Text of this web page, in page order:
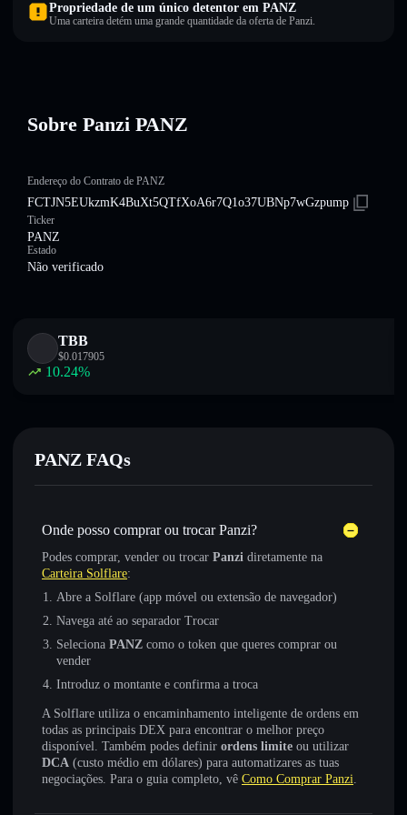
Propriedade de um único detentor em PANZ
Uma carteira detém uma grande quantidade da oferta de Panzi.
Sobre Panzi PANZ
Endereço do Contrato de PANZ
FCTJN5EUkzmK4BuXt5QTfXoA6r7Q1o37UBNp7wGzpump
Ticker
PANZ
Estado
Não verificado
TBB
$0.017905
10.24%
PANZ FAQs
Onde posso comprar ou trocar Panzi?
Podes comprar, vender ou trocar Panzi diretamente na
Carteira Solflare:
Abre a Solflare (app móvel ou extensão de navegador)
Navega até ao separador Trocar
Seleciona PANZ como o token que queres comprar ou
vender
Introduz o montante e confirma a troca
A Solflare utiliza o encaminhamento inteligente de ordens em
todas as principais DEX para encontrar o melhor preço
disponível. Também podes definir ordens limite ou utilizar
DCA (custo médio em dólares) para automatizares as tuas
negociações. Para o guia completo, vê Como Comprar Panzi.